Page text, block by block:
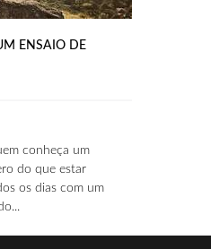
ENSAIO DE
conheça um
do que estar
os dias com um